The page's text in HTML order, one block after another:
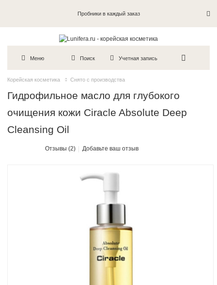
Пробники в каждый заказ
Меню Поиск Учетная запись
Корейская косметика Снято с производства
Гидрофильное масло для глубокого
очищения кожи Ciracle Absolute Deep
Cleansing Oil
Отзывы (2) Добавьте ваш отзыв